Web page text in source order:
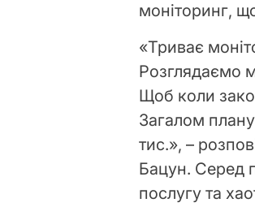
моніторинг,
«Триває
Розглядаємо
Щоб коли
Загалом
тис.», –
Бацун. Серед
послугу та